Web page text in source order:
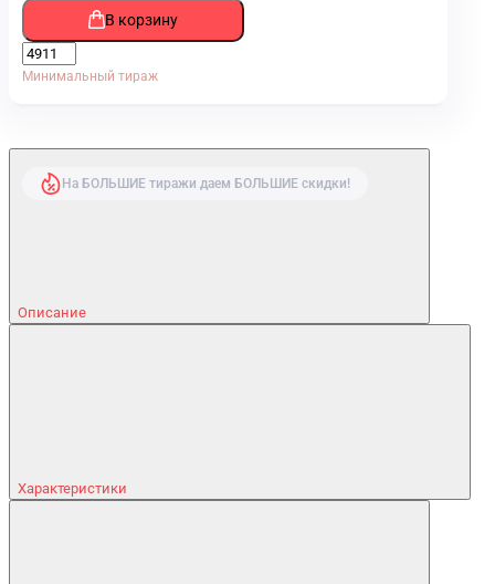
В корзину
Минимальный тираж
На БОЛЬШИЕ тиражи даем БОЛЬШИЕ скидки!
Описание
Характеристики